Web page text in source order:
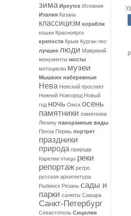
зима Иркутск Испания
Италия Казань
классицизм корабли
кошки Красноярск
крепости Крым Курган лес
лучшее люди Маврикий
монументы мосты
мотоциклы музеи
Мышкин набережные
Нева Невский проспект
Нижний Новгород Новый
год ночь Омск осень
памятники памятники
Ленину панорамные виды
Пенза Пермь портрет
праздники
природа природа
Карелии птицы реки
репортаж ретро
русская архитектура
Рыбинск Рязань сады и
парки салюты Самара
Санкт-Петербург
Севастополь Сицилия